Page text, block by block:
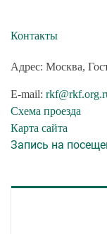
Контакты
Адрес: Москва,
E-mail:
Схема проезда
Карта сайта
Запись на